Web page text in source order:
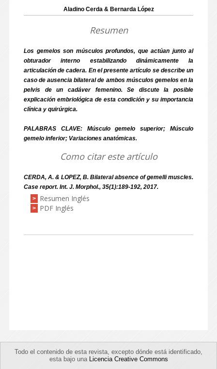
Aladino Cerda & Bernarda López
Resumen
Los gemelos son músculos profundos, que actúan junto al
obturador interno estabilizando dinámicamente la
articulación de cadera. En el presente artículo se describe un
caso de ausencia bilateral de ambos músculos gemelos en la
pelvis de un cadáver femenino. Se discute la posible
explicación embriológica de esta condición y su importancia
clínica y quirúrgica.
PALABRAS CLAVE: Músculo gemelo superior; Músculo
gemelo inferior; Variaciones anatómicas.
Como citar este artículo
CERDA, A. & LOPEZ, B. Bilateral absence of gemelli muscles.
Case report. Int. J. Morphol., 35(1):189-192, 2017.
>
Resumen Inglés
> PDF Inglés
Todo el contenido de esta revista, excepto dónde está identificado,
esta bajo una Licencia Creative Commons